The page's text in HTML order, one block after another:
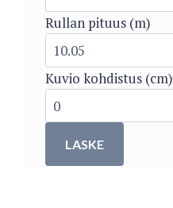
Rullan pituus (m)
Kuvio kohdistus (cm)
LASKE